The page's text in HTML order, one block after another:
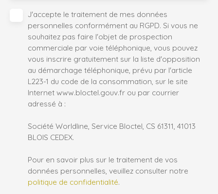
J'accepte le traitement de mes données
personnelles conformément au RGPD. Si vous ne
souhaitez pas faire l'objet de prospection
commerciale par voie téléphonique, vous pouvez
vous inscrire gratuitement sur la liste d'opposition
au démarchage téléphonique, prévu par l'article
L223-1 du code de la consommation, sur le site
Internet www.bloctel.gouv.fr ou par courrier
adressé à :
Société Worldline, Service Bloctel, CS 61311, 41013
BLOIS CEDEX.
Pour en savoir plus sur le traitement de vos
données personnelles, veuillez consulter notre
politique de confidentialité.